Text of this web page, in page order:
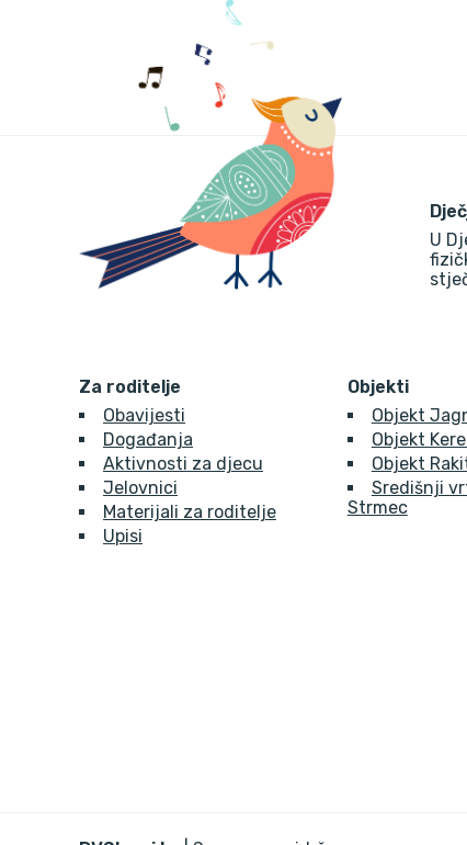
U
Za roditelje
Obavijesti
Događanja
Aktivnosti za djecu
Jelovnici
Materijali za roditelje
Upisi
Objekti
Objekt
Objekt
Objekt
Središnji
Strmec